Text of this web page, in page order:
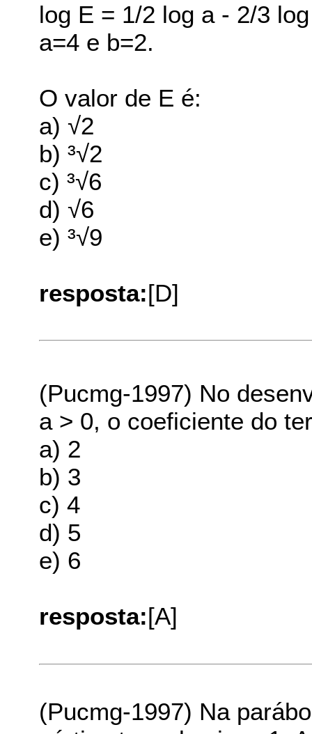
log E = 1/2 log a - 2/3
a=4 e b=2.
O valor de E é:
a) √2
b) ³√2
c) ³√6
d) √6
e) ³√9
resposta:[D]
(Pucmg-1997) No
a > 0, o coeficiente do
a) 2
b) 3
c) 4
d) 5
e) 6
resposta:[A]
(Pucmg-1997) Na